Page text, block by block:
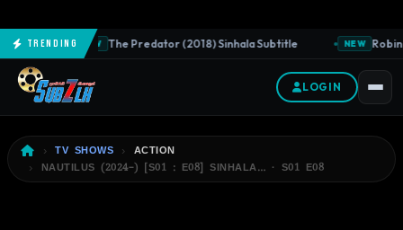
TrendingNEW The Predator (2018) Sinhala Subtitle NEW
LOGIN
TV SHOWS
ACTION
NAUTILUS (2024–) [S01 : E08] SINHALA… · S01 E08